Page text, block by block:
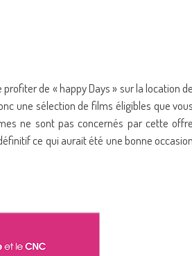
de « happy Days » sur la location de
une sélection de films éligibles que vous
ne sont pas concernés par cette offre
ce qui aurait été une bonne occasion